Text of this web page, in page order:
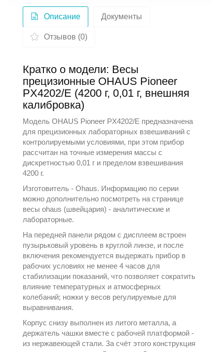
Описание Документы
Отзывов (0)
Кратко о модели: Весы
прецизионные OHAUS Pioneer
PX4202/E (4200 г, 0,01 г, внешняя
калибровка)
Модель OHAUS Pioneer PX4202/E предназначена
для прецизионных лабораторных взвешиваний с
контролируемыми условиями, при этом прибор
рассчитан на точные измерения массы с
дискретностью 0,01 г и пределом взвешивания
4200 г.
Изготовитель -Ohaus. Информацию по серии
можно дополнительно посмотреть на странице
весы ohaus (швейцария) - аналитические и
лабораторные.
На передней панели рядом с дисплеем встроен
пузырьковый уровень в круглой линзе, и после
включения рекомендуется выдержать прибор в
рабочих условиях не менее 4 часов для
стабилизации показаний, что позволяет сократить
влияние температурных и атмосферных
колебаний; ножки у весов регулируемые для
выравнивания.
Корпус снизу выполнен из литого металла, а
держатель чашки вместе с рабочей платформой -
из нержавеющей стали. За счёт этого конструкция